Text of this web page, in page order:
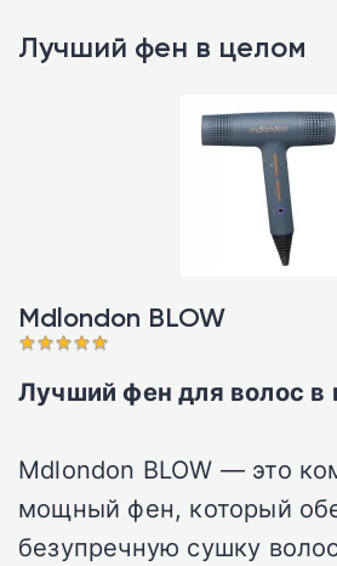
Лучший фен в целом
Mdlondon BLOW󠁩󠁩󠁩󠁩󠁩󠁩
Лучший фен для волос в
Mdlondon BLOW — это
мощный фен, который
безупречную сушку